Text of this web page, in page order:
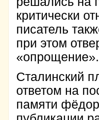
критически
писатель
при этом
«опрощение».
Сталинский
ответом на
памяти